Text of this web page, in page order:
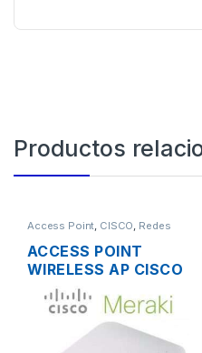
Productos
Access Point, CISCO, Redes
ACCESS POINT
WIRELESS AP CISCO
MERAKI MR12 CLOUD
MANAGED AP
2.4GHZ SOPORTE
POE OUTDOOR